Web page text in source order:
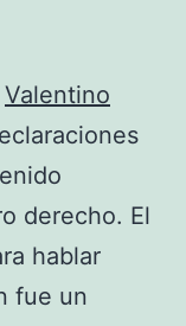
Valentino
derecho. El
hablar
fue un